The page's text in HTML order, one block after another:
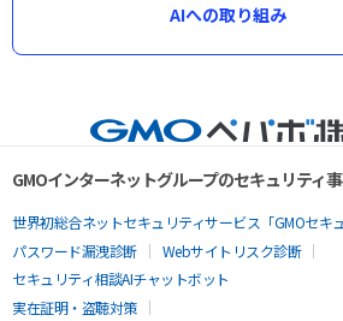
AIへの取り組み
GMOインターネットグループのセキュリティ
世界初総合ネットセキュリティサービス「GMOセキュ
パスワード漏洩診断
Webサイトリスク診断
セキュリティ相談AIチャットボット
実在証明・盗聴対策